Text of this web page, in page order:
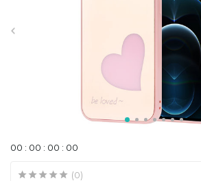
00 : 00 : 00 : 00
(0)